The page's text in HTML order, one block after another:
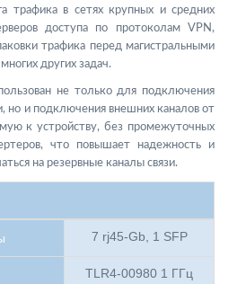
трафика в сетях крупных и средних
доступа по протоколам VPN,
трафика перед магистральными
других задач.
не только для подключения
но и подключения внешних каналов от
к устройству, без промежуточных
что повышает надежность и
на резервные каналы связи.
7 rj45-Gb, 1 SFP
TLR4-00980 1 ГГц